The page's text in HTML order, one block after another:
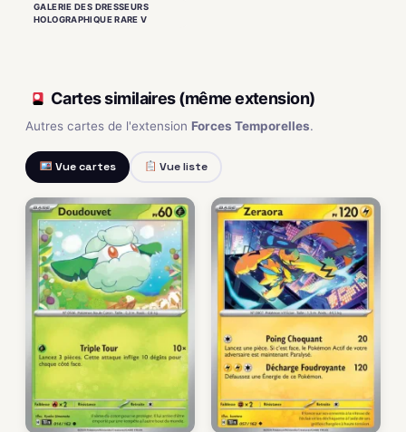
GALERIE DES DRESSEURS
HOLOGRAPHIQUE RARE V
Cartes similaires (même extension)
Autres cartes de l'extension Forces Temporelles.
Vue cartes Vue liste